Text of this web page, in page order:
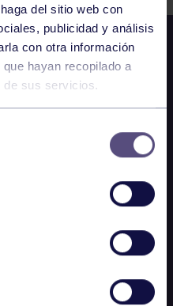
del sitio web con
publicidad y análisis
con otra información
hayan recopilado a
de sus servicios.